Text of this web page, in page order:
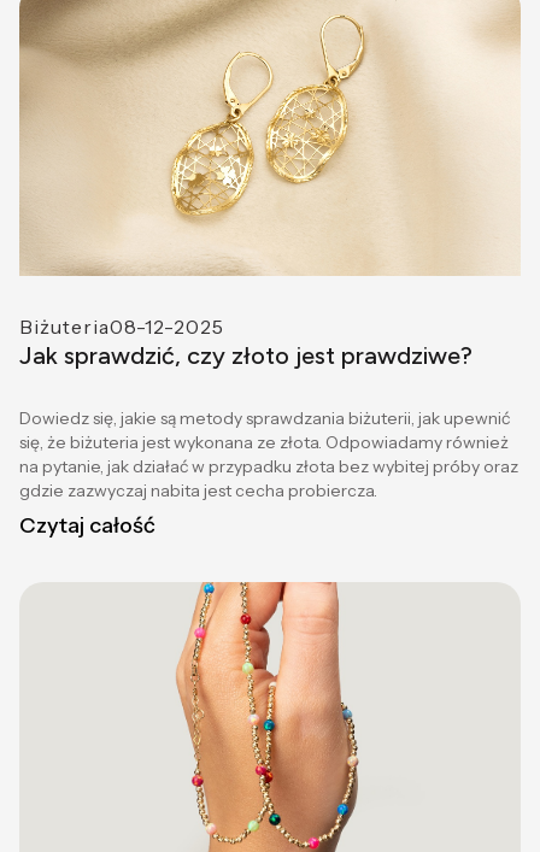
Biżuteria08-12-2025
Jak sprawdzić, czy złoto jest prawdziwe?
Dowiedz się, jakie są metody sprawdzania biżuterii, jak upewnić
się, że biżuteria jest wykonana ze złota. Odpowiadamy również
na pytanie, jak działać w przypadku złota bez wybitej próby oraz
gdzie zazwyczaj nabita jest cecha probiercza.
Czytaj całość